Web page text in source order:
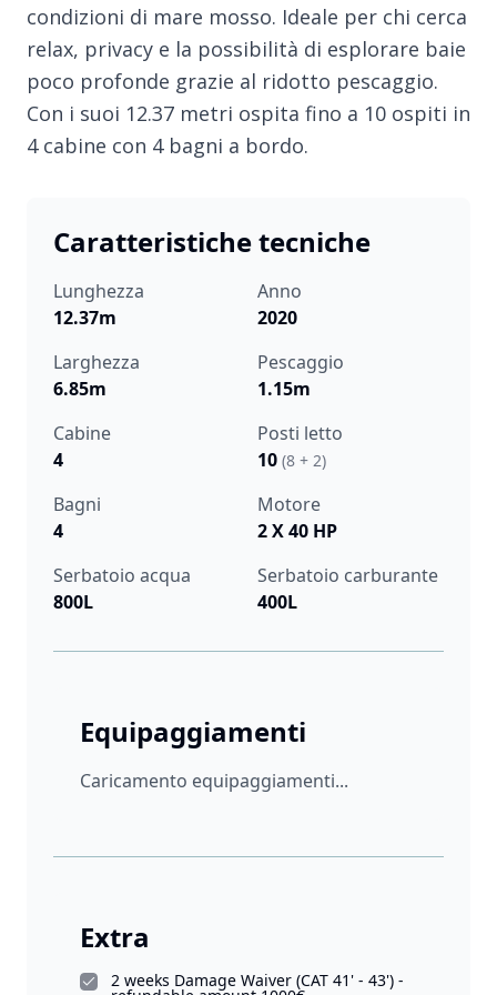
condizioni di mare mosso. Ideale per chi cerca
relax, privacy e la possibilità di esplorare baie
poco profonde grazie al ridotto pescaggio.
Con i suoi 12.37 metri ospita fino a 10 ospiti in
4 cabine con 4 bagni a bordo.
Caratteristiche tecniche
Lunghezza
12.37m
Anno
2020
Larghezza
6.85m
Pescaggio
1.15m
Cabine
4
Posti letto
10 (8 + 2)
Bagni
4
Motore
2 X 40 HP
Serbatoio acqua
800L
Serbatoio carburante
400L
Equipaggiamenti
Caricamento equipaggiamenti...
Extra
2 weeks Damage Waiver (CAT 41' - 43') -